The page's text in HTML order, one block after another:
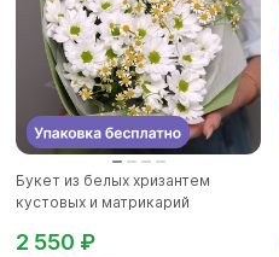
Букет из белых хризантем
кустовых и матрикарий
2 550 ₽